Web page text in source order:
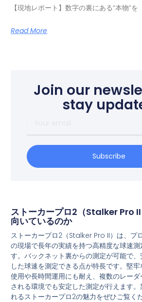
【現地レポート】数字の裏にある“本物”を
Read More
Join our
stay
Subscribe
ストーカープロ2（Stalker Pro
向いているのか
ストーカープロ2（Stalker Pro II）は、プ
の現場で長年の実績を持つ高精度な球速
す。バックネット裏からの測定が可能で
した球速を測定できる点が特長です。堅
使用や長時間運用にも耐え、複数のレー
される環境でも安定した測定が行えます
れるストーカープロ2の魅力をぜひご覧く